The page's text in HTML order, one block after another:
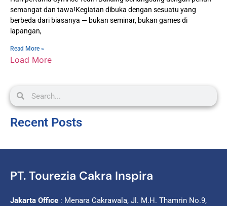
semangat dan tawa!Kegiatan dibuka dengan sesuatu yang
berbeda dari biasanya — bukan seminar, bukan games di
lapangan,
Read More »
Load More
Recent Posts
PT. Tourezia Cakra Inspira
Jakarta Office : Menara Cakrawala, Jl. M.H. Thamrin No.9,